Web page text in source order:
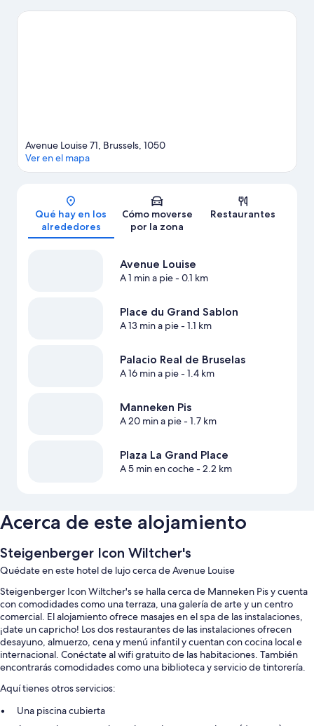
Bruselas. Para disfrutar de una noche diferente, apunta: Teatro
Mapa
Avenue Louise 71, Brussels, 1050
Ver en el mapa
Qué hay en los
alrededores
Cómo moverse
por la zona
Restaurantes
Avenue Louise
A 1 min a pie- 0.1 km
Place du Grand Sablon
A 13 min a pie- 1.1 km
Palacio Real de Bruselas
A 16 min a pie- 1.4 km
Manneken Pis
A 20 min a pie- 1.7 km
Plaza La Grand Place
A 5 min en coche- 2.2 km
Acerca de este alojamiento
Steigenberger Icon Wiltcher's
Quédate en este hotel de lujo cerca de Avenue Louise
Steigenberger Icon Wiltcher's se halla cerca de Manneken Pis y cuenta
con comodidades como una terraza, una galería de arte y un centro
comercial. El alojamiento ofrece masajes en el spa de las instalaciones,
¡date un capricho! Los dos restaurantes de las instalaciones ofrecen
desayuno, almuerzo, cena y menú infantil y cuentan con cocina local e
internacional. Conéctate al wifi gratuito de las habitaciones. También
encontrarás comodidades como una biblioteca y servicio de tintorería.
Aquí tienes otros servicios:
Una piscina cubierta